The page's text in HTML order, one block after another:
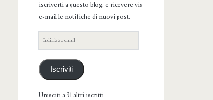
iscriverti a questo blog, e ricevere via
e-mail le notifiche di nuovi post.
Indirizzo
email
Iscriviti
Unisciti a 31 altri iscritti